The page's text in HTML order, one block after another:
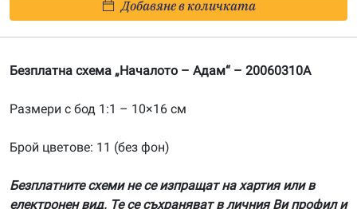
схема
„Началото
Адам“
Добавяне в количката
Безплатна схема „Началото – Адам“ – 20060310A
Размери с бод 1:1 – 10×16 см
Брой цветове: 11 (без фон)
Безплатните схеми не се изпращат на хартия или в
електронен вид. Те се съхраняват в личния Ви профил и